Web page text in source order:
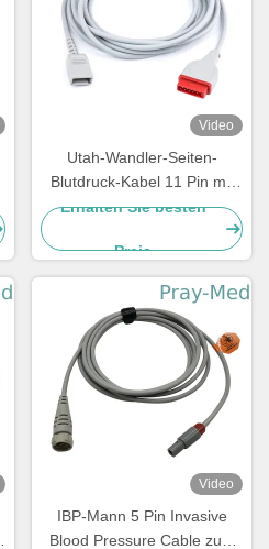
Video
Utah-Wandler-Seiten-
Blutdruck-Kabel 11 Pin mit
rotem Verbindungsstück
Erhalten Sie besten
Preis
Video
IBP-Mann 5 Pin Invasive
Blood Pressure Cable zum